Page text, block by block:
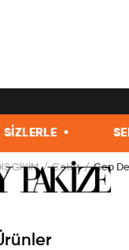
SEPETTE NET
GİYİM Ceket Cep